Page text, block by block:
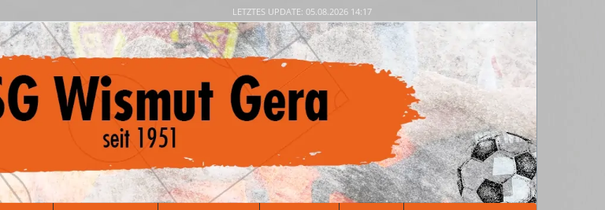
LETZTES UPDATE: 05.08.2026 14:17